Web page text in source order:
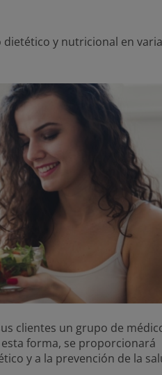
y nutricional en
clientes un grupo de
forma, se proporcionará
y a la prevención de la